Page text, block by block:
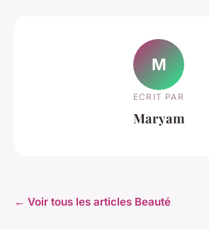
M
ECRIT PAR
Maryam
← Voir tous les articles Beauté